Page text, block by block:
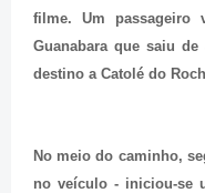
filme. Um passageiro
Guanabara que saiu
destino a Catolé do
No meio do caminho,
no veículo - iniciou-se